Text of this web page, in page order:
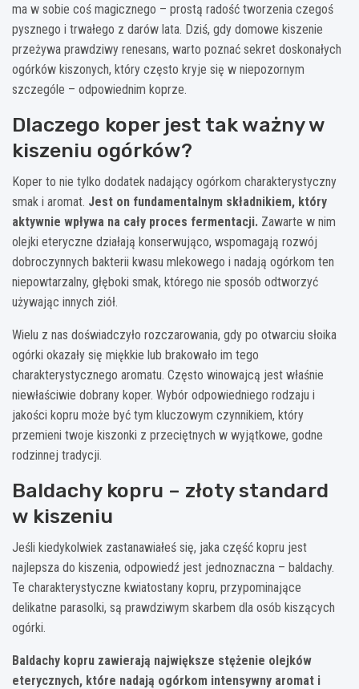
ma w sobie coś magicznego – prostą radość tworzenia czegoś
pysznego i trwałego z darów lata. Dziś, gdy domowe kiszenie
przeżywa prawdziwy renesans, warto poznać sekret doskonałych
ogórków kiszonych, który często kryje się w niepozornym
szczególe – odpowiednim koprze.
Dlaczego koper jest tak ważny w
kiszeniu ogórków?
Koper to nie tylko dodatek nadający ogórkom charakterystyczny
smak i aromat. Jest on fundamentalnym składnikiem, który
aktywnie wpływa na cały proces fermentacji. Zawarte w nim
olejki eteryczne działają konserwująco, wspomagają rozwój
dobroczynnych bakterii kwasu mlekowego i nadają ogórkom ten
niepowtarzalny, głęboki smak, którego nie sposób odtworzyć
używając innych ziół.
Wielu z nas doświadczyło rozczarowania, gdy po otwarciu słoika
ogórki okazały się miękkie lub brakowało im tego
charakterystycznego aromatu. Często winowajcą jest właśnie
niewłaściwie dobrany koper. Wybór odpowiedniego rodzaju i
jakości kopru może być tym kluczowym czynnikiem, który
przemieni twoje kiszonki z przeciętnych w wyjątkowe, godne
rodzinnej tradycji.
Baldachy kopru – złoty standard
w kiszeniu
Jeśli kiedykolwiek zastanawiałeś się, jaka część kopru jest
najlepsza do kiszenia, odpowiedź jest jednoznaczna – baldachy.
Te charakterystyczne kwiatostany kopru, przypominające
delikatne parasolki, są prawdziwym skarbem dla osób kiszących
ogórki.
Baldachy kopru zawierają największe stężenie olejków
eterycznych, które nadają ogórkom intensywny aromat i